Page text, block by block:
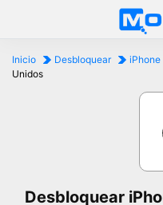
Inicio Desbloquear iPhone
Unidos
Desbloquear